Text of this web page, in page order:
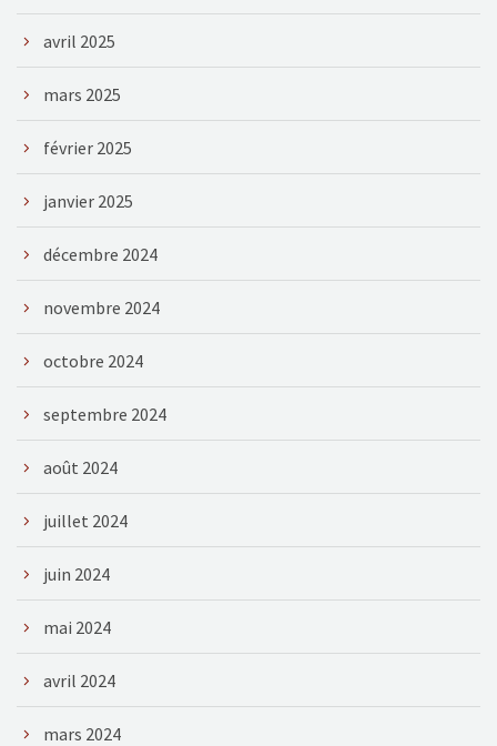
avril 2025
mars 2025
février 2025
janvier 2025
décembre 2024
novembre 2024
octobre 2024
septembre 2024
août 2024
juillet 2024
juin 2024
mai 2024
avril 2024
mars 2024